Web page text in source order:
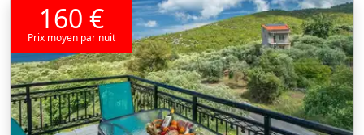
160 €
Prix moyen par nuit